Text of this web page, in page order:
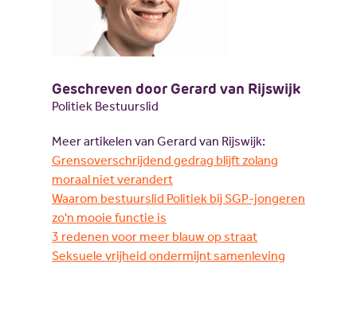
Geschreven door Gerard van Rijswijk
Politiek Bestuurslid
Meer artikelen van Gerard van Rijswijk:
Grensoverschrijdend gedrag blijft zolang
moraal niet verandert
Waarom bestuurslid Politiek bij SGP-jongeren
zo'n mooie functie is
3 redenen voor meer blauw op straat
Seksuele vrijheid ondermijnt samenleving